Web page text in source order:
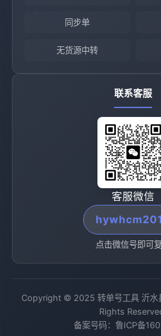
同步单
无货源中转
联系客服
客服微信
点击微信号即可
Copyright © 2025 转单号工具 沂水
Rights
备案号码： 鲁ICP备